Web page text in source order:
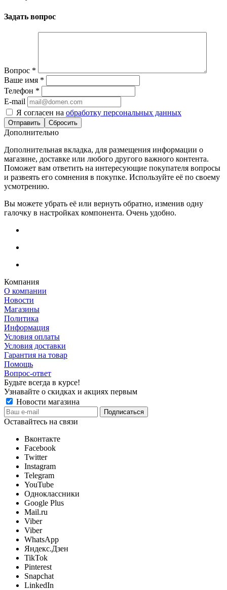
Задать вопрос
Вопрос *
Ваше имя *
Телефон *
E-mail
Я согласен на обработку персональных данных
Сбросить
Дополнительно
Дополнительная вкладка, для размещения информации о
магазине, доставке или любого другого важного контента.
Поможет вам ответить на интересующие покупателя вопросы
и развеять его сомнения в покупке. Используйте её по своему
усмотрению.
Вы можете убрать её или вернуть обратно, изменив одну
галочку в настройках компонента. Очень удобно.
Компания
О компании
Новости
Магазины
Политика
Информация
Условия оплаты
Условия доставки
Гарантия на товар
Помощь
Вопрос-ответ
Будьте всегда в курсе!
Узнавайте о скидках и акциях первым
Новости магазина
Оставайтесь на связи
Вконтакте
Facebook
Twitter
Instagram
Telegram
YouTube
Одноклассники
Google Plus
Mail.ru
Viber
Viber
WhatsApp
Яндекс.Дзен
TikTok
Pinterest
Snapchat
LinkedIn